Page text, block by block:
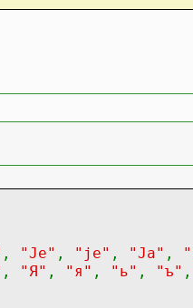
, "Je" , "je" , "Ja" ,
, "Я" , "я" , "ь" , "ъ" ,